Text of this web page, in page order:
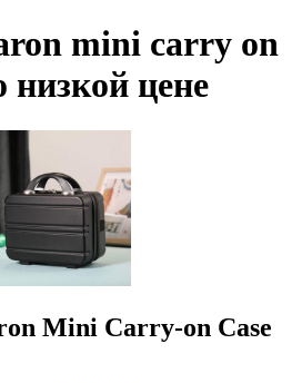
mini carry on
низкой цене
Mini Carry-on Case